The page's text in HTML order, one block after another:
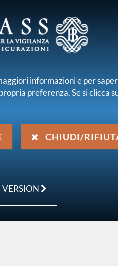
Vita
informazioni e per
preferenza. Se si clicca
CHIUDI/
VERSION